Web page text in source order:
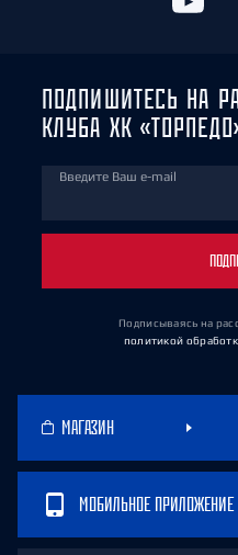
ПОДПИШИТЕСЬ НА
КЛУБА ХК
Введите Ваш e-mail
Подписываясь на
политикой
МАГАЗИН
МОБИЛЬНОЕ ПРИЛОЖЕНИЕ